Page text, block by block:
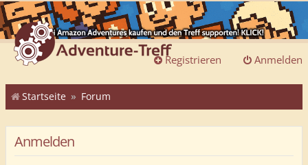
Anmelden
Registrieren
Startseite Forum
Anmelden